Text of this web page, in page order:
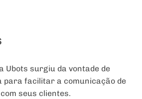
Ubots surgiu da vontade de
para facilitar a comunicação de
seus clientes.